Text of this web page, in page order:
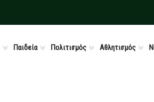
Παιδεία Πολιτισμός Αθλητισμός